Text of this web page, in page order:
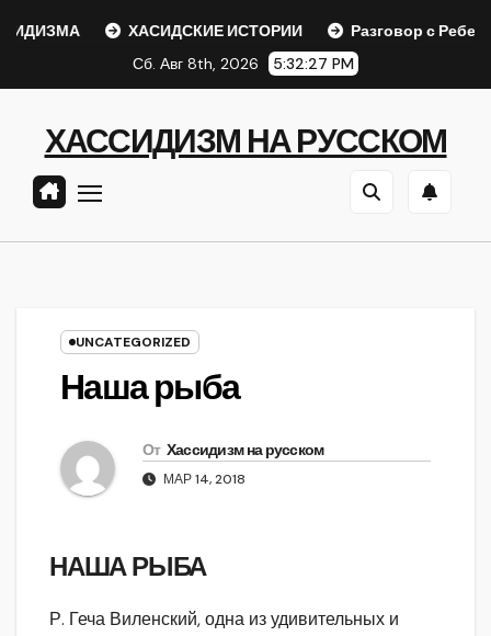
ХАСИДСКИЕ ИСТОРИИ
Разговор с Ребе
Сб. Авг 8th, 2026
5:32:27 PM
ХАССИДИЗМ НА РУССКОМ
UNCATEGORIZED
Наша рыба
От Хассидизм на русском
МАР 14, 2018
НАША РЫБА
Р. Геча Виленский, одна из удивительных и